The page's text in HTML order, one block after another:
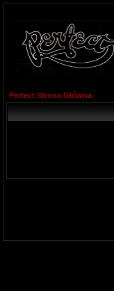
Perfect Strona Główna